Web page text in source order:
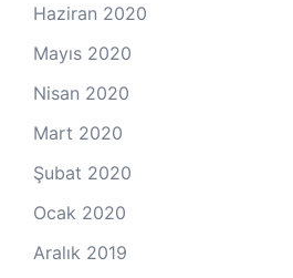
Haziran 2020
Mayıs 2020
Nisan 2020
Mart 2020
Şubat 2020
Ocak 2020
Aralık 2019